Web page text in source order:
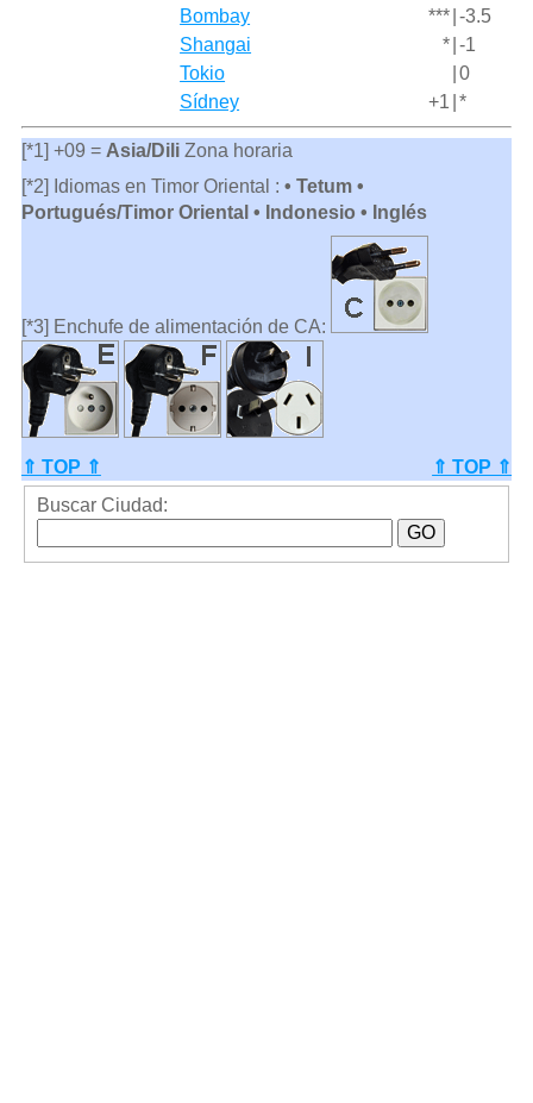
Bombay
*** -3.5
Shangai
* -1
Tokio
0
Sídney
+1 *
[*1] +09 = Asia/DiliZona horaria
[*2] Idiomas en Timor Oriental : • Tetum •
Portugués/Timor Oriental • Indonesio • Inglés
[*3] Enchufe de alimentación de CA:
⇑ TOP ⇑
⇑ TOP ⇑
Buscar Ciudad: